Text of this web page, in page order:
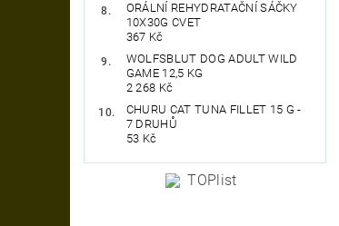
ORÁLNÍ REHYDRATAČNÍ SÁČKY
10X30G CVET
367 Kč
WOLFSBLUT DOG ADULT WILD
GAME 12,5 KG
2 268 Kč
CHURU CAT TUNA FILLET 15 G -
7 DRUHŮ
53 Kč